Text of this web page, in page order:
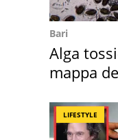
Bari
Alga
mappa
LIFESTYLE